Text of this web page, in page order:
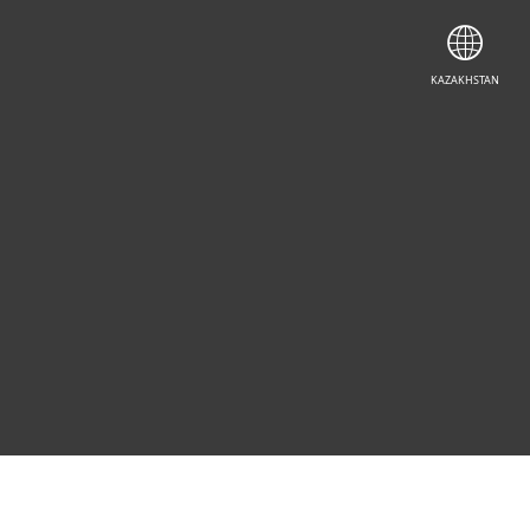
KAZAKHSTAN